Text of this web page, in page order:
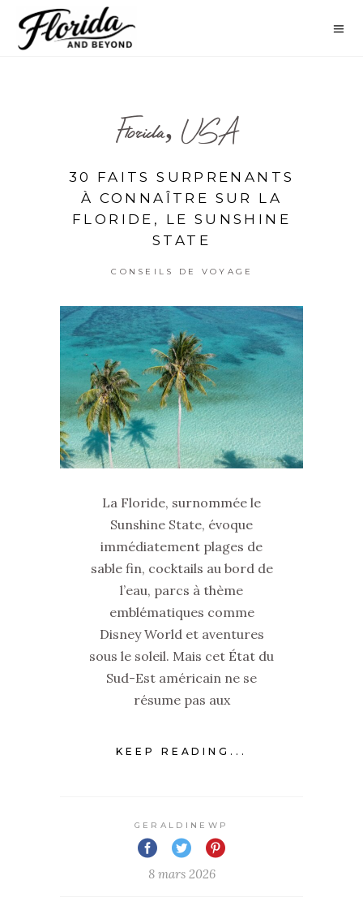
Florida, USA
30 FAITS SURPRENANTS
À CONNAÎTRE SUR LA
FLORIDE, LE SUNSHINE
STATE
CONSEILS DE VOYAGE
La Floride, surnommée le
Sunshine State, évoque
immédiatement plages de
sable fin, cocktails au bord de
l’eau, parcs à thème
emblématiques comme
Disney World et aventures
sous le soleil. Mais cet État du
Sud-Est américain ne se
résume pas aux
KEEP READING...
GERALDINEWP
8 mars 2026